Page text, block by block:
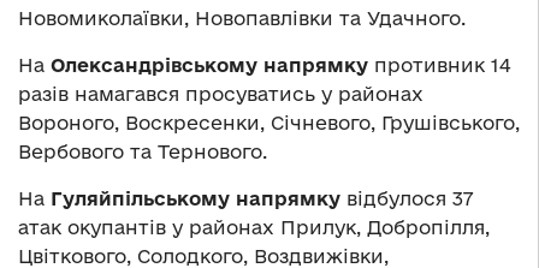
Новомиколаївки, Новопавлівки та Удачного.
На Олександрівському напрямку противник 14
разів намагався просуватись у районах
Вороного, Воскресенки, Січневого, Грушівського,
Вербового та Тернового.
На Гуляйпільському напрямку відбулося 37
атак окупантів у районах Прилук, Добропілля,
Цвіткового, Солодкого, Воздвижівки,